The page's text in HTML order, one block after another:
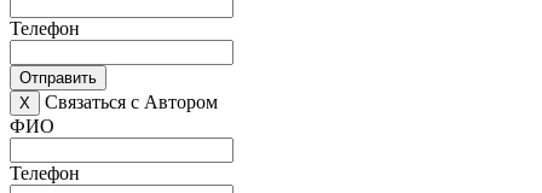
Телефон
Отправить
X
Связаться с Автором
ФИО
Телефон